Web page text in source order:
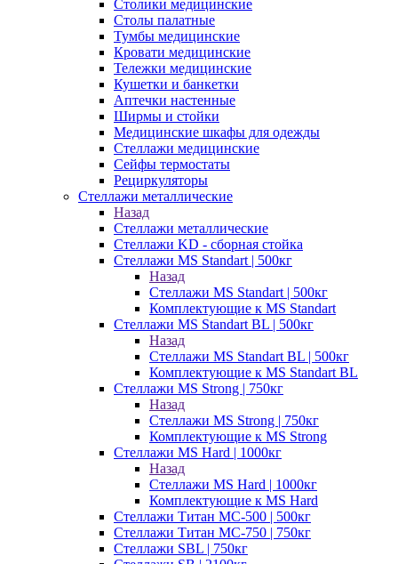
Столики медицинские
Столы палатные
Тумбы медицинские
Кровати медицинские
Тележки медицинские
Кушетки и банкетки
Аптечки настенные
Ширмы и стойки
Медицинские шкафы для одежды
Стеллажи медицинские
Сейфы термостаты
Рециркуляторы
Стеллажи металлические
Назад
Стеллажи металлические
Стеллажи KD - сборная стойка
Стеллажи MS Standart | 500кг
Назад
Стеллажи MS Standart | 500кг
Комплектующие к MS Standart
Стеллажи MS Standart BL | 500кг
Назад
Стеллажи MS Standart BL | 500кг
Комплектующие к MS Standart BL
Стеллажи MS Strong | 750кг
Назад
Стеллажи MS Strong | 750кг
Комплектующие к MS Strong
Стеллажи MS Hard | 1000кг
Назад
Стеллажи MS Hard | 1000кг
Комплектующие к MS Hard
Стеллажи Титан МС-500 | 500кг
Стеллажи Титан МС-750 | 750кг
Стеллажи SBL | 750кг